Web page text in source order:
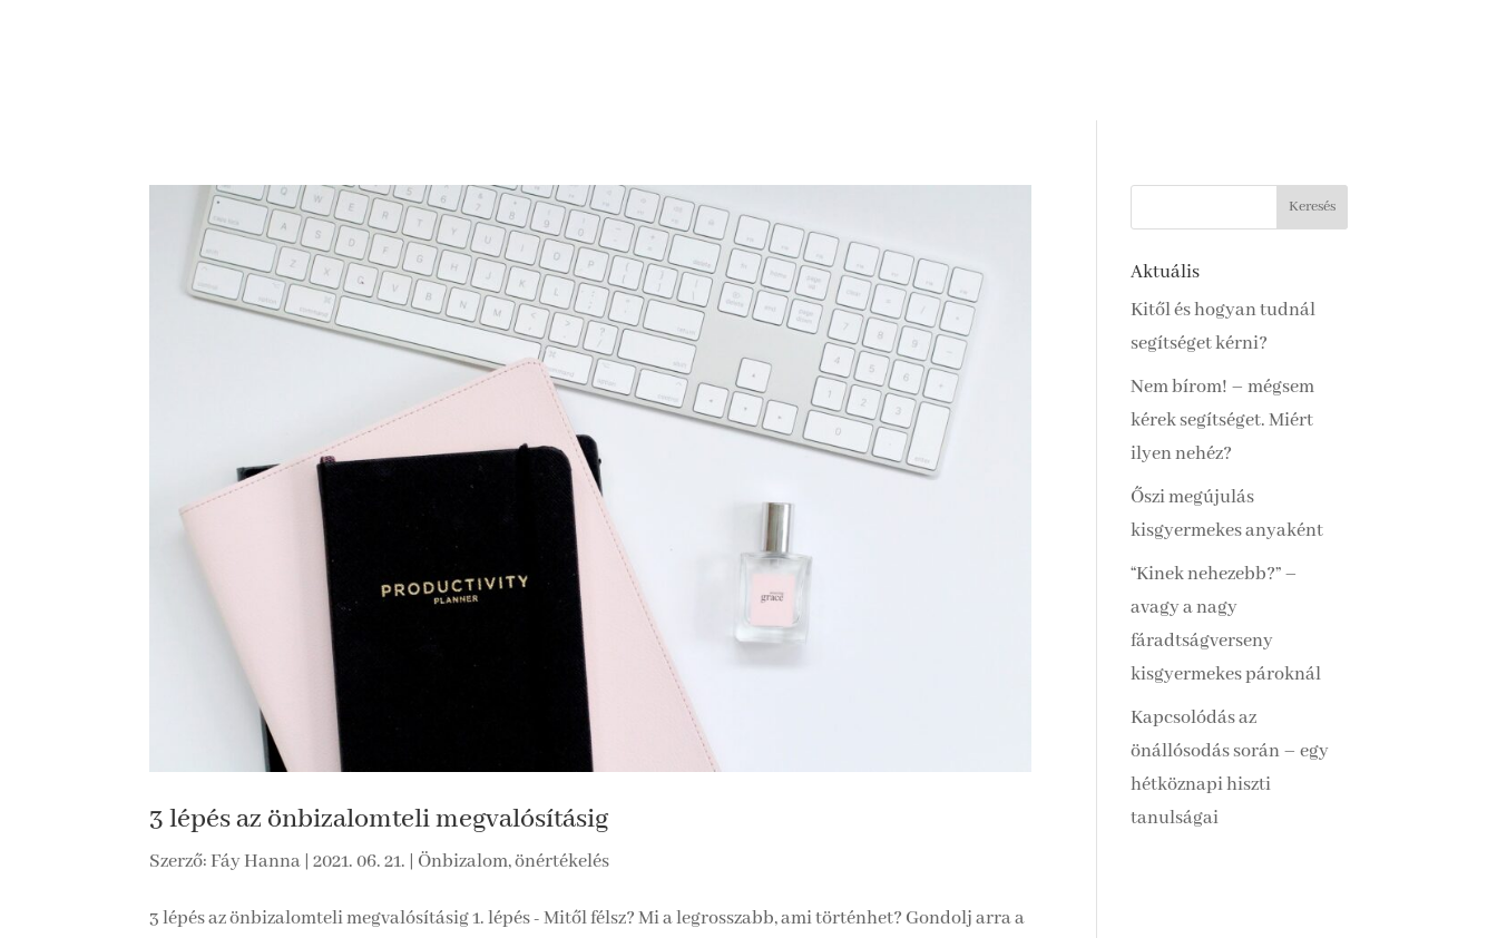
3 lépés az önbizalomteli megvalósításig
Szerző:Fáy Hanna |2021. 06. 21. Önbizalom, önértékelés
3 lépés az önbizalomteli megvalósításig 1. lépés - Mitől félsz? Mi a legrosszabb, ami történhet? Gondolj arra a
Aktuális
Kitől és hogyan tudnál
segítséget kérni?
Nem bírom! – mégsem
kérek segítséget. Miért
ilyen nehéz?
Őszi megújulás
kisgyermekes anyaként
“Kinek nehezebb?” –
avagy a nagy
fáradtságverseny
kisgyermekes pároknál
Kapcsolódás az
önállósodás során – egy
hétköznapi hiszti
tanulságai